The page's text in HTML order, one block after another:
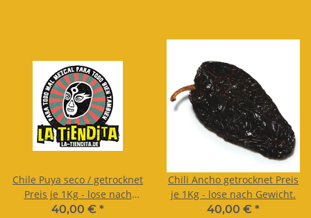
Chile Puya seco / getrocknet
Preis je 1Kg - lose nach
Gewicht.
40,00 € *
Chili Ancho getrocknet Preis
je 1Kg - lose nach Gewicht.
40,00 € *